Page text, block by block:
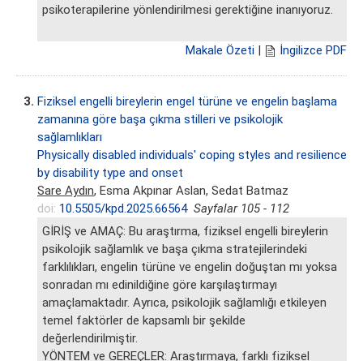
psikoterapilerine yönlendirilmesi gerektiğine inanıyoruz.
Makale Özeti | İngilizce PDF
3. Fiziksel engelli bireylerin engel türüne ve engelin başlama
zamanına göre başa çıkma stilleri ve psikolojik
sağlamlıkları
Physically disabled individuals' coping styles and resilience
by disability type and onset
Sare Aydın, Esma Akpınar Aslan, Sedat Batmaz
doi: 10.5505/kpd.2025.66564 Sayfalar 105 - 112
GİRİŞ ve AMAÇ: Bu araştırma, fiziksel engelli bireylerin
psikolojik sağlamlık ve başa çıkma stratejilerindeki
farklılıkları, engelin türüne ve engelin doğuştan mı yoksa
sonradan mı edinildiğine göre karşılaştırmayı
amaçlamaktadır. Ayrıca, psikolojik sağlamlığı etkileyen
temel faktörler de kapsamlı bir şekilde
değerlendirilmiştir.
YÖNTEM ve GEREÇLER: Araştırmaya, farklı fiziksel